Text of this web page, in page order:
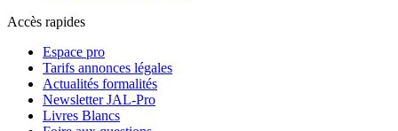
Accès rapides
Espace pro
Tarifs annonces légales
Actualités formalités
Newsletter JAL-Pro
Livres Blancs